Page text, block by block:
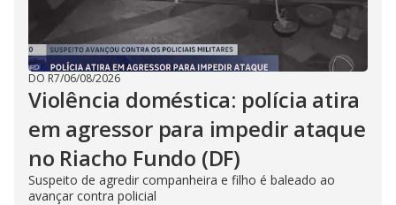
DO R7/06/08/2026
Violência doméstica: polícia atira
em agressor para impedir ataque
no Riacho Fundo (DF)
Suspeito de agredir companheira e filho é baleado ao
avançar contra policial